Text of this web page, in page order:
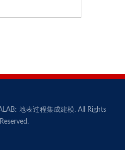
地表过程集成建模. All Rights
Reserved.